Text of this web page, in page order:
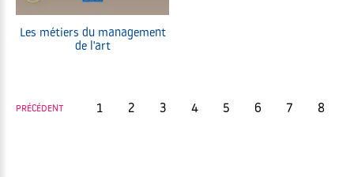
Les métiers du management
de l'art
PRÉCÉDENT 1 2 3 4 5 6 7 8